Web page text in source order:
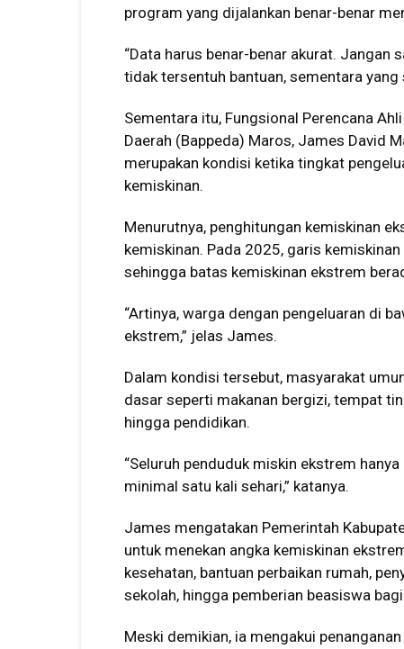
program yang dijalankan benar-benar
“Data harus benar-benar akurat. Jangan
tidak tersentuh bantuan, sementara
Sementara itu, Fungsional Perencana
Daerah (Bappeda) Maros, James David
merupakan kondisi ketika tingkat
kemiskinan.
Menurutnya, penghitungan kemiskinan
kemiskinan. Pada 2025, garis
sehingga batas kemiskinan ekstrem
“Artinya, warga dengan pengeluaran di
ekstrem,” jelas James.
Dalam kondisi tersebut, masyarakat
dasar seperti makanan bergizi, tempat
hingga pendidikan.
“Seluruh penduduk miskin ekstrem
minimal satu kali sehari,” katanya.
James mengatakan Pemerintah
untuk menekan angka kemiskinan
kesehatan, bantuan perbaikan rumah,
sekolah, hingga pemberian beasiswa
Meski demikian, ia mengakui